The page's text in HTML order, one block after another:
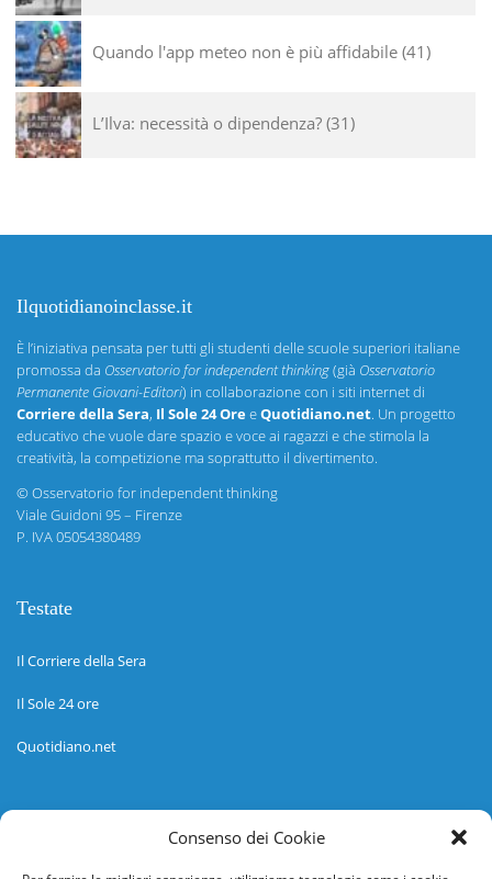
Consenso dei Cookie
Quando l'app meteo non è più affidabile 41
L’Ilva: necessità o dipendenza? 31
Ilquotidianoinclasse.it
È l’iniziativa pensata per tutti gli studenti delle scuole superiori italiane
promossa da Osservatorio for independent thinking(già Osservatorio
Permanente Giovani-Editori) in collaborazione con i siti internet di
Corriere della Sera, Il Sole 24 OreeQuotidiano.net. Un progetto
educativo che vuole dare spazio e voce ai ragazzi e che stimola la
creatività, la competizione ma soprattutto il divertimento.
©Osservatorio for independent thinking
Viale Guidoni 95 – Firenze
P. IVA 05054380489
Testate
Il Corriere della Sera
Il Sole 24 ore
Quotidiano.net
Informazioni